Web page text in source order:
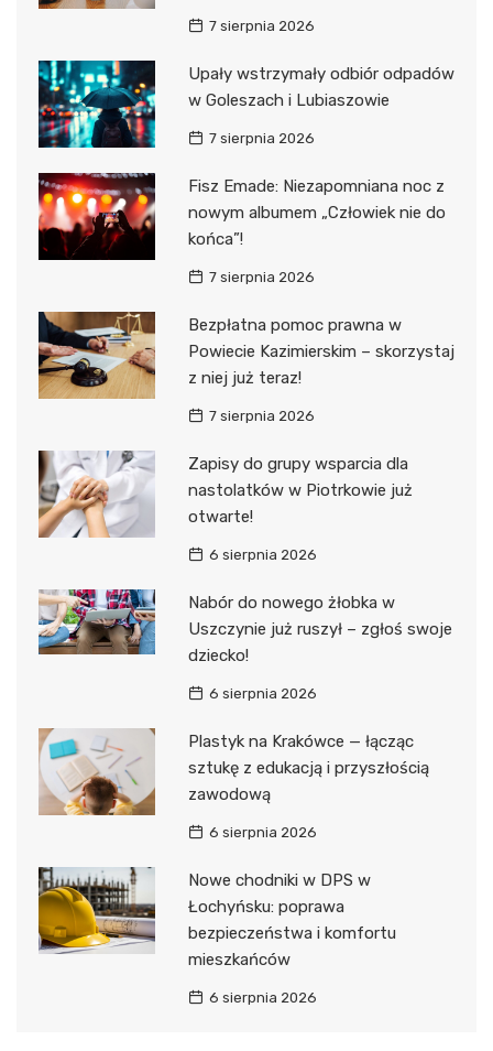
7 sierpnia 2026
Upały wstrzymały odbiór odpadów
w Goleszach i Lubiaszowie
7 sierpnia 2026
Fisz Emade: Niezapomniana noc z
nowym albumem „Człowiek nie do
końca”!
7 sierpnia 2026
Bezpłatna pomoc prawna w
Powiecie Kazimierskim – skorzystaj
z niej już teraz!
7 sierpnia 2026
Zapisy do grupy wsparcia dla
nastolatków w Piotrkowie już
otwarte!
6 sierpnia 2026
Nabór do nowego żłobka w
Uszczynie już ruszył – zgłoś swoje
dziecko!
6 sierpnia 2026
Plastyk na Krakówce — łącząc
sztukę z edukacją i przyszłością
zawodową
6 sierpnia 2026
Nowe chodniki w DPS w
Łochyńsku: poprawa
bezpieczeństwa i komfortu
mieszkańców
6 sierpnia 2026